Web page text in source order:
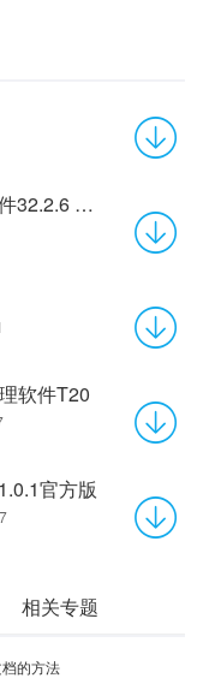
易达电动车进销存管理软件32.2.6 官方版
软件T20
官方版
相关专题
的方法